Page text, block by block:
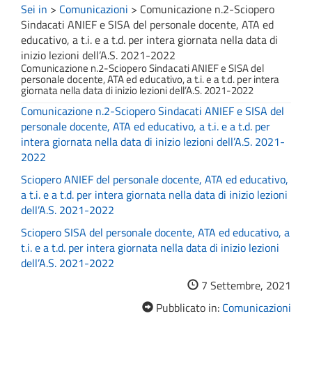
Sei in > Comunicazioni > Comunicazione n.2-Sciopero
Sindacati ANIEF e SISA del personale docente, ATA ed
educativo, a t.i. e a t.d. per intera giornata nella data di
inizio lezioni dell’A.S. 2021-2022
Comunicazione n.2-Sciopero Sindacati ANIEF e SISA del
personale docente, ATA ed educativo, a t.i. e a t.d. per intera
giornata nella data di inizio lezioni dell’A.S. 2021-2022
Comunicazione n.2-Sciopero Sindacati ANIEF e SISA del
personale docente, ATA ed educativo, a t.i. e a t.d. per
intera giornata nella data di inizio lezioni dell’A.S. 2021-
2022
Sciopero ANIEF del personale docente, ATA ed educativo,
a t.i. e a t.d. per intera giornata nella data di inizio lezioni
dell’A.S. 2021-2022
Sciopero SISA del personale docente, ATA ed educativo, a
t.i. e a t.d. per intera giornata nella data di inizio lezioni
dell’A.S. 2021-2022
7 Settembre, 2021
Pubblicato in: Comunicazioni